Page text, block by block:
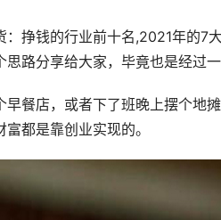
挣钱的行业前十名,2021年的7
路分享给大家，毕竟也是经过一
餐店，或者下了班晚上摆个地
都是靠创业实现的。